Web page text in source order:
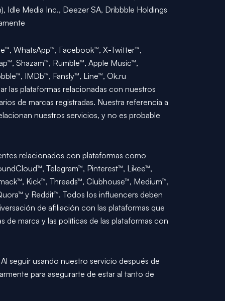
Idle Media Inc., Deezer SA, Dribbble Holdings
WhatsApp™, Facebook™, X-Twitter™,
Shazam™, Rumble™, Apple Music™,
IMDb™, Fansly™, Line™, Ok.ru
las plataformas relacionadas con nuestros
de marcas registradas. Nuestra referencia a
nuestros servicios, y no es probable
relacionados con plataformas como
Telegram™, Pinterest™, Likee™,
Kick™, Threads™, Clubhouse™, Medium™,
y Reddit™. Todos los influencers deben
de afiliación con las plataformas que
de marca y las políticas de las plataformas con
seguir usando nuestro servicio después de
para asegurarte de estar al tanto de